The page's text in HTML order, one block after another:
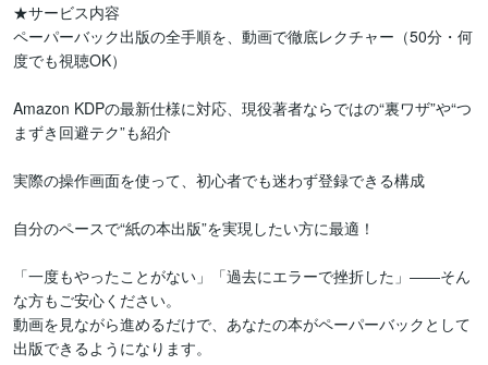
★サービス内容
ペーパーバック出版の全手順を、動画で徹底レクチャー（50分・何
度でも視聴OK）
Amazon KDPの最新仕様に対応、現役著者ならではの“裏ワザ”や“つ
まずき回避テク”も紹介
実際の操作画面を使って、初心者でも迷わず登録できる構成
自分のペースで“紙の本出版”を実現したい方に最適！
「一度もやったことがない」「過去にエラーで挫折した」――そん
な方もご安心ください。
動画を見ながら進めるだけで、あなたの本がペーパーバックとして
出版できるようになります。